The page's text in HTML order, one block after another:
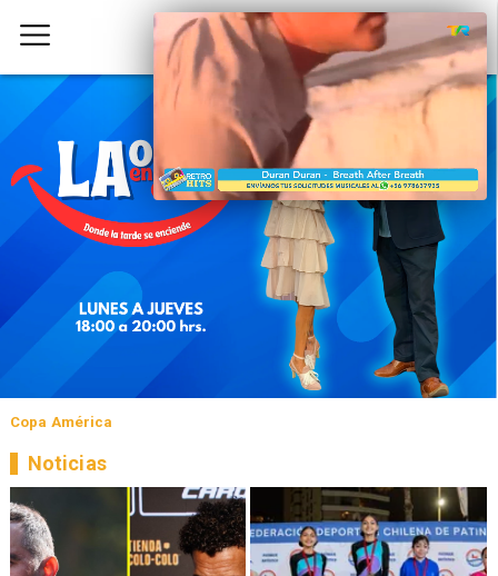
Copa América
Noticias